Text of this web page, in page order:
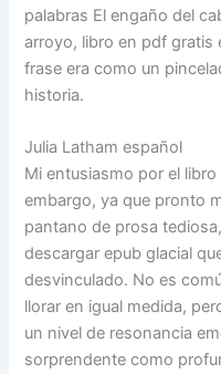
palabras El engaño del
arroyo, libro en pdf gratis
frase era como un
historia.
Julia Latham español
Mi entusiasmo por el
embargo, ya que pronto
pantano de prosa
descargar epub glacial
desvinculado. No es
llorar en igual medida,
un nivel de resonancia
sorprendente como